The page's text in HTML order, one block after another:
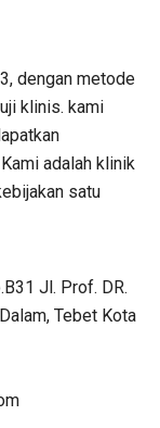
dengan metode
klinis. kami
adalah klinik
satu
Jl. Prof. DR.
Tebet Kota